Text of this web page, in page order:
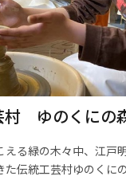
村 ゆのくにの
える緑の木々中、江戸
た伝統工芸村ゆのくに